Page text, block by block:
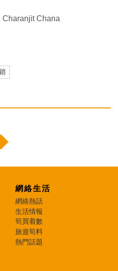
Charanjit Chana
網絡生活
網絡熱話
生活情報
筍買着數
旅遊筍料
熱門話題